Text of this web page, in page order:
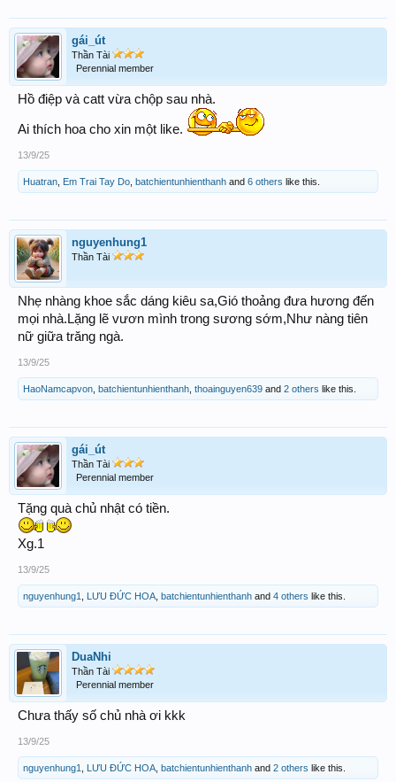
gái_út
Thần Tài
Perennial member
Hồ điệp và catt vừa chộp sau nhà.
Ai thích hoa cho xin một like.
13/9/25
Huatran Em Trai Tay Do batchientunhienthanh and 6 others like this.
nguyenhung1
Thần Tài
Nhẹ nhàng khoe sắc dáng kiêu sa,Gió thoảng đưa hương đến
mọi nhà.Lặng lẽ vươn mình trong sương sớm,Như nàng tiên
nữ giữa trăng ngà.
13/9/25
HaoNamcapvon batchientunhienthanh thoainguyen639 and 2 others like this.
gái_út
Thần Tài
Perennial member
Tặng quà chủ nhật có tiền.
Xg.1
13/9/25
nguyenhung1 LƯU ĐỨC HOA batchientunhienthanh and 4 others like this.
DuaNhi
Thần Tài
Perennial member
Chưa thấy số chủ nhà ơi kkk
13/9/25
nguyenhung1 LƯU ĐỨC HOA batchientunhienthanh and 2 others like this.